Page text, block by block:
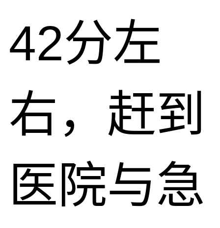
42分左
右，赶到
医院与急